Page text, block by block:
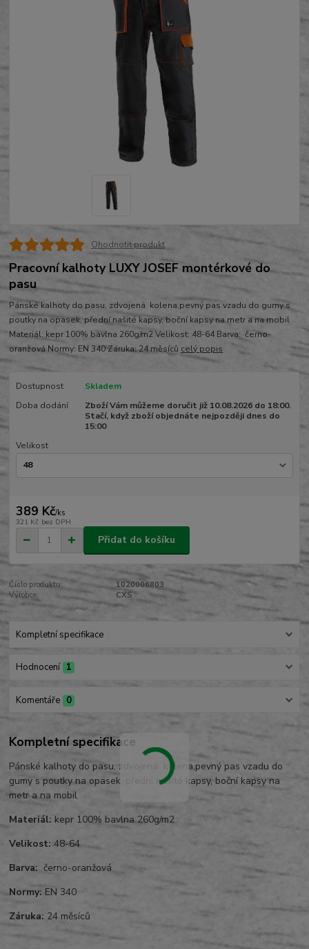
Ohodnotit produkt
Pracovní kalhoty LUXY JOSEF montérkové do
pasu
Pánské kalhoty do pasu, zdvojená kolena,pevný pas vzadu do gumy s
poutky na opasek, přední našité kapsy, boční kapsy na metr a na mobil
Materiál: kepr 100% bavlna 260g/m2 Velikost: 48-64 Barva: černo-
oranžová Normy: EN 340 Záruka: 24 měsíců celý popis
Dostupnost
Skladem
Doba dodání
Zboží Vám můžeme doručit již 10.08.2026 do 18:00.
Stačí, když zboží objednáte nejpozději dnes do
15:00
Velikost
389 Kč/ks
321 Kč bez DPH
Přidat do košíku
Číslo produktu:
1020006803
Výrobce:
CXS
Kompletní specifikace
Hodnocení 1
Komentáře 0
Kompletní specifikace
Pánské kalhoty do pasu, zdvojená kolena,pevný pas vzadu do
gumy s poutky na opasek, přední našité kapsy, boční kapsy na
metr a na mobil
Materiál: kepr 100% bavlna 260g/m2
Velikost: 48-64
Barva: černo-oranžová
Normy: EN 340
Záruka: 24 měsíců